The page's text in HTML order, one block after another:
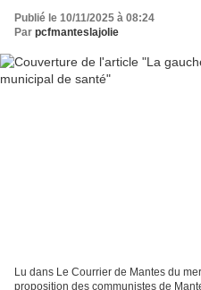
Publié le 10/11/2025 à 08:24
Par pcfmanteslajolie
Lu dans Le Courrier de Mantes du
proposition des communistes de